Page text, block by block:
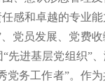
感和卓越的专业
党员发展、党费
进基层党组织”
务工作者”。作